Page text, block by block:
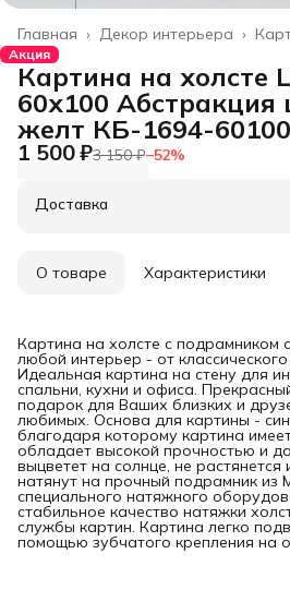
Декор интерьера ›
Главная ›
Акция
Картина на холсте
60х100 Абстракция
желт КБ-1694-60100
1 500 ₽3 150 ₽−52%
Доставка
О товаре Характеристики
Картина на холсте с подрамником
любой интерьер - от
Идеальная картина на стену для
спальни, кухни и офиса.
подарок для Ваших близких и
любимых. Основа для картины -
благодаря которому картина
обладает высокой прочностью и
выцветет на солнце, не растянется
натянут на прочный подрамник из
специального натяжного
стабильное качество натяжки
службы картин. Картина легко
помощью зубчатого крепления на